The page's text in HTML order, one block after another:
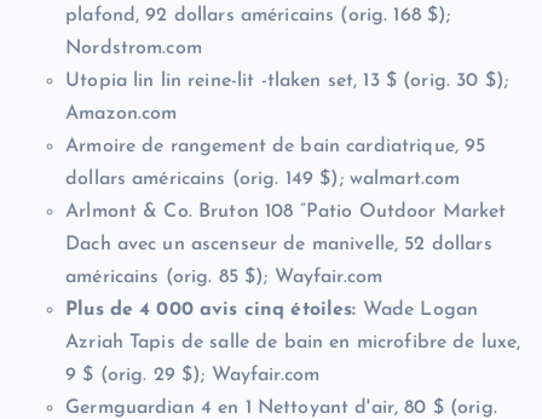
plafond, 92 dollars américains (orig. 168 $);
Nordstrom.com
Utopia lin lin reine-lit -tlaken set, 13 $ (orig. 30 $);
Amazon.com
Armoire de rangement de bain cardiatrique, 95
dollars américains (orig. 149 $); walmart.com
Arlmont & Co. Bruton 108 ”Patio Outdoor Market
Dach avec un ascenseur de manivelle, 52 dollars
américains (orig. 85 $); Wayfair.com
Plus de 4 000 avis cinq étoiles: Wade Logan
Azriah Tapis de salle de bain en microfibre de luxe,
9 $ (orig. 29 $); Wayfair.com
Germguardian 4 en 1 Nettoyant d'air, 80 $ (orig.